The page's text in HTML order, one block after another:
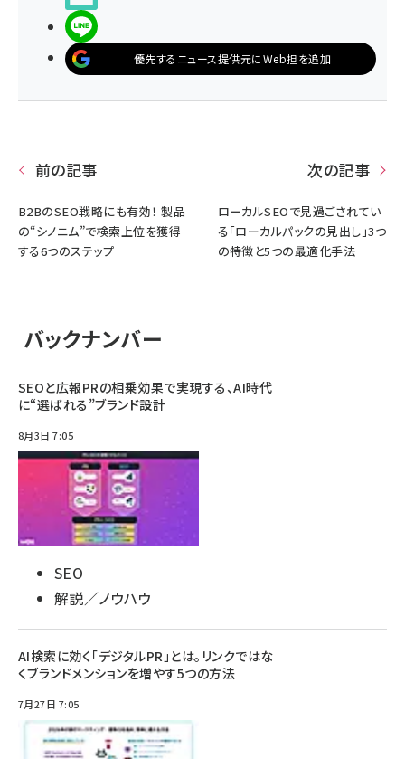
優先するニュース提供元にWeb担を追加
前の記事
B2BのSEO戦略にも有効！ 製品
の“シノニム”で検索上位を獲得
する6つのステップ
次の記事
ローカルSEOで見過ごされてい
る「ローカルパックの見出し」3つ
の特徴と5つの最適化手法
バックナンバー
SEOと広報PRの相乗効果で実現する、AI時代
に“選ばれる”ブランド設計
8月3日 7:05
SEO
解説／ノウハウ
AI検索に効く「デジタルPR」とは。リンクではな
くブランドメンションを増やす5つの方法
7月27日 7:05